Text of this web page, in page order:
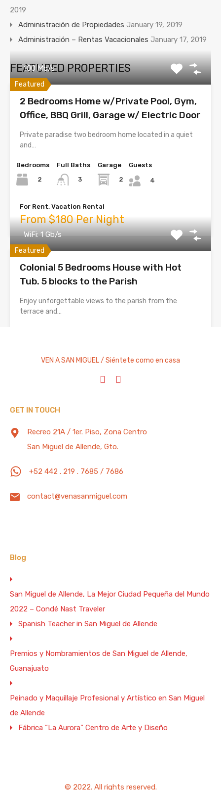
2019
Administración de Propiedades January 19, 2019
Administración – Rentas Vacacionales January 17, 2019
FEATURED PROPERTIES
Featured
100 Mb/s
2 Bedrooms Home w/Private Pool, Gym,
Office, BBQ Grill, Garage w/ Electric Door
Private paradise two bedroom home located in a quiet
and…
Bedrooms
2
Full Baths
3
Garage
2
Guests
4
For Rent, Vacation Rental
From $180 Per Night
Featured
WiFi: 1 Gb/s
Colonial 5 Bedrooms House with Hot
Tub. 5 blocks to the Parish
Enjoy unforgettable views to the parish from the
terrace and…
From $550 Per Night
Administración Administración de Propiedades
Arreglo Personal Arte Beneficios Emocionales
Beneficios Físicos Beneficios Mentales
Despedidas de Soltera
Fábrica La Aurora Guanajuato IgnacioAllende
Jardín Botánico Maquillaje Maquillaje Artístico
Reserva Natural Reuniones Empresariales
San Miguel SanMiguel San Miguel de Allende
VEN A SAN MIGUEL / Siéntete como en casa
GET IN TOUCH
Recreo 21A / 1er. Piso, Zona Centro
San Miguel de Allende, Gto.
+52 442 . 219 . 7685 / 7686
contact@venasanmiguel.com
Blog
San Miguel de Allende, La Mejor Ciudad Pequeña del Mundo
2022 – Condé Nast Traveler
Spanish Teacher in San Miguel de Allende
Premios y Nombramientos de San Miguel de Allende,
Guanajuato
Peinado y Maquillaje Profesional y Artístico en San Miguel
de Allende
Fábrica “La Aurora” Centro de Arte y Diseño
© 2022. All rights reserved.